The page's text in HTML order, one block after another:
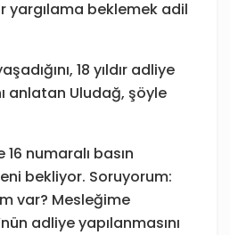
yargılama beklemek adil
18 yıldır adliye
anlatan Uludağ, şöyle
numaralı basın
bekliyor. Soruyorum:
var? Mesleğime
adliye yapılanmasını